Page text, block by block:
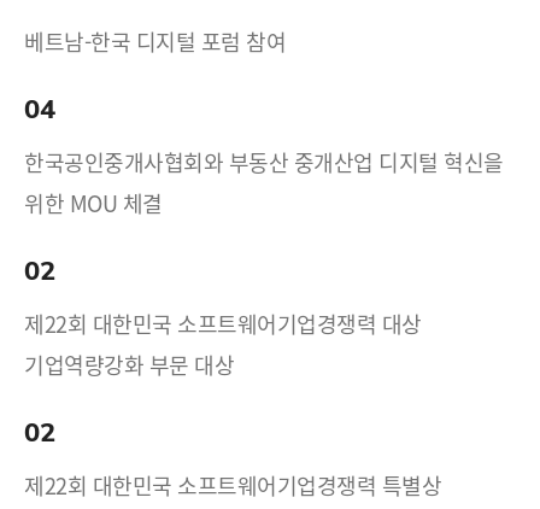
베트남-한국 디지털 포럼 참여
04
한국공인중개사협회와 부동산 중개산업 디지털 혁신을
위한 MOU 체결
02
제22회 대한민국 소프트웨어기업경쟁력 대상
기업역량강화 부문 대상
02
제22회 대한민국 소프트웨어기업경쟁력 특별상